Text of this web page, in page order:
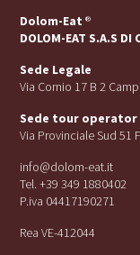
Dolom-Eat ®
DOLOM-EAT S.A.S DI
Sede Legale
Via Cornio 17 B 2
Sede tour operator
Via Provinciale Sud 51
info@dolom-eat.it
Tel. +39 349 1880402
P.iva 04417190271
Rea VE-412044